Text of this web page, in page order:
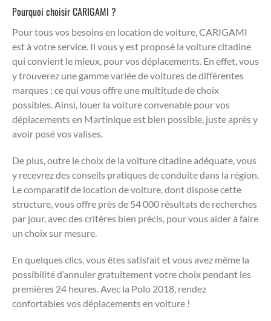
Pourquoi choisir CARIGAMI ?
Pour tous vos besoins en location de voiture, CARIGAMI
est à votre service. Il vous y est proposé la voiture citadine
qui convient le mieux, pour vos déplacements. En effet, vous
y trouverez une gamme variée de voitures de différentes
marques ; ce qui vous offre une multitude de choix
possibles. Ainsi, louer la voiture convenable pour vos
déplacements en Martinique est bien possible, juste après y
avoir posé vos valises.
De plus, outre le choix de la voiture citadine adéquate, vous
y recevrez des conseils pratiques de conduite dans la région.
Le comparatif de location de voiture, dont dispose cette
structure, vous offre près de 54 000 résultats de recherches
par jour, avec des critères bien précis, pour vous aider à faire
un choix sur mesure.
En quelques clics, vous êtes satisfait et vous avez même la
possibilité d’annuler gratuitement votre choix pendant les
premières 24 heures. Avec la Polo 2018, rendez
confortables vos déplacements en voiture !